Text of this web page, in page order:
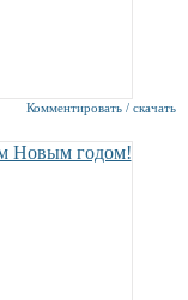
Комментировать / скачать